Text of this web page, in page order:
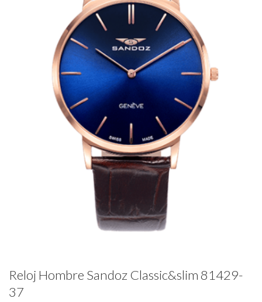
Reloj Hombre Sandoz Classic&slim 81429-
37